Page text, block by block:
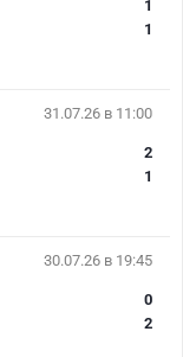
1
1
31.07.26 в 11:00
2
1
30.07.26 в 19:45
0
2